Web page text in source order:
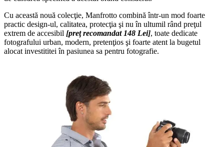
Cu această nouă colecţie, Manfrotto combină într-un mod foarte
practic design-ul, calitatea, protecţia şi nu în ultumil rând preţul
extrem de accesibil [preţ recomandat 148 Lei], toate dedicate
fotografului urban, modern, pretenţios şi foarte atent la bugetul
alocat investititei în pasiunea sa pentru fotografie.